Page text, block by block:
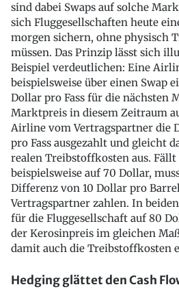
sind dabei Swaps auf solche
sich Fluggesellschaften heute
morgen sichern, ohne physisch
müssen. Das Prinzip lässt sich
Beispiel verdeutlichen: Eine
beispielsweise über einen Swap
Dollar pro Fass für die nächsten
Marktpreis in diesem Zeitraum
Airline vom Vertragspartner die
pro Fass ausgezahlt und gleicht
realen Treibstoffkosten aus.
beispielsweise auf 70 Dollar,
Differenz von 10 Dollar pro
Vertragspartner zahlen. In
für die Fluggesellschaft auf 80
der Kerosinpreis im gleichen
damit auch die Treibstoffkosten
Hedging glättet den Cash